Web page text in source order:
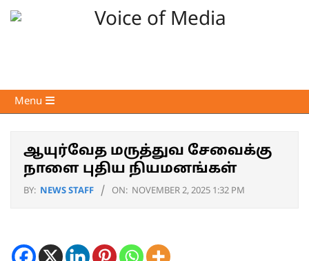
Skip
Voice
of
Primary
Navigation
Menu
ஆயுர்வேத மருத்துவ சேவைக்கு
நாளை புதிய நியமனங்கள்
BY: NEWS STAFF ON: NOVEMBER 2, 2025 1:32 PM